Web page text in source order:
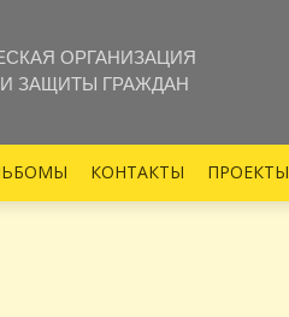
ОРГАНИЗАЦИЯ
ЗАЩИТЫ ГРАЖДАН
КОНТАКТЫ ПРОЕКТЫ